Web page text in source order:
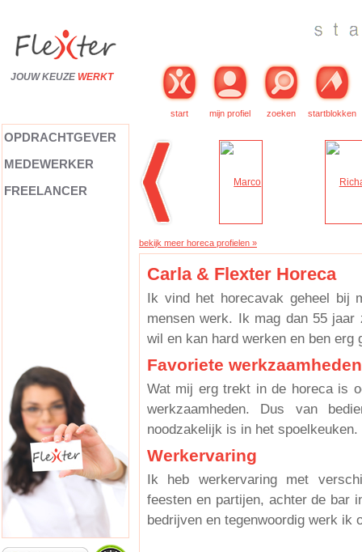
JOUW KEUZE WERKT
start mijn profiel zoeken startblokken
OPDRACHTGEVER
MEDEWERKER
FREELANCER
bekijk meer horeca profielen »
Carla & Flexter Horeca
Ik vind het horecavak geheel bij
mensen werk. Ik mag dan 55
wil en kan hard werken en ben erg
Favoriete werkzaamheden
Wat mij erg trekt in de horeca is
werkzaamheden. Dus van
noodzakelijk is in het spoelkeuken.
Werkervaring
Ik heb werkervaring met
feesten en partijen, achter de bar
bedrijven en tegenwoordig werk ik